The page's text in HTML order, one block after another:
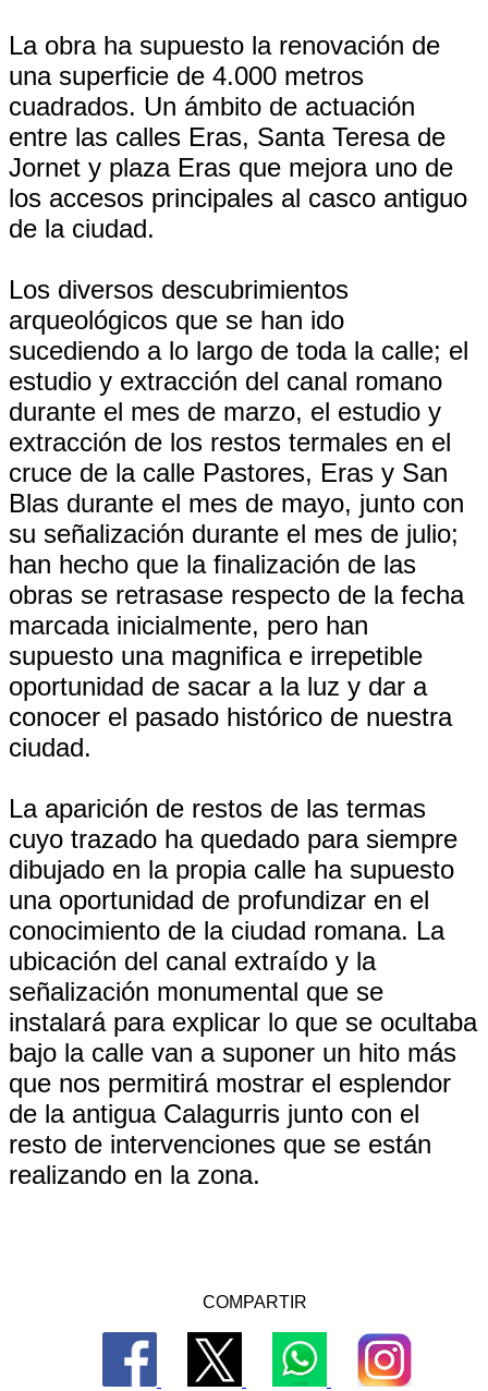
La obra ha supuesto la renovación de
una superficie de 4.000 metros
cuadrados. Un ámbito de actuación
entre las calles Eras, Santa Teresa de
Jornet y plaza Eras que mejora uno de
los accesos principales al casco antiguo
de la ciudad.
Los diversos descubrimientos
arqueológicos que se han ido
sucediendo a lo largo de toda la calle; el
estudio y extracción del canal romano
durante el mes de marzo, el estudio y
extracción de los restos termales en el
cruce de la calle Pastores, Eras y San
Blas durante el mes de mayo, junto con
su señalización durante el mes de julio;
han hecho que la finalización de las
obras se retrasase respecto de la fecha
marcada inicialmente, pero han
supuesto una magnifica e irrepetible
oportunidad de sacar a la luz y dar a
conocer el pasado histórico de nuestra
ciudad.
La aparición de restos de las termas
cuyo trazado ha quedado para siempre
dibujado en la propia calle ha supuesto
una oportunidad de profundizar en el
conocimiento de la ciudad romana. La
ubicación del canal extraído y la
señalización monumental que se
instalará para explicar lo que se ocultaba
bajo la calle van a suponer un hito más
que nos permitirá mostrar el esplendor
de la antigua Calagurris junto con el
resto de intervenciones que se están
realizando en la zona.
COMPARTIR